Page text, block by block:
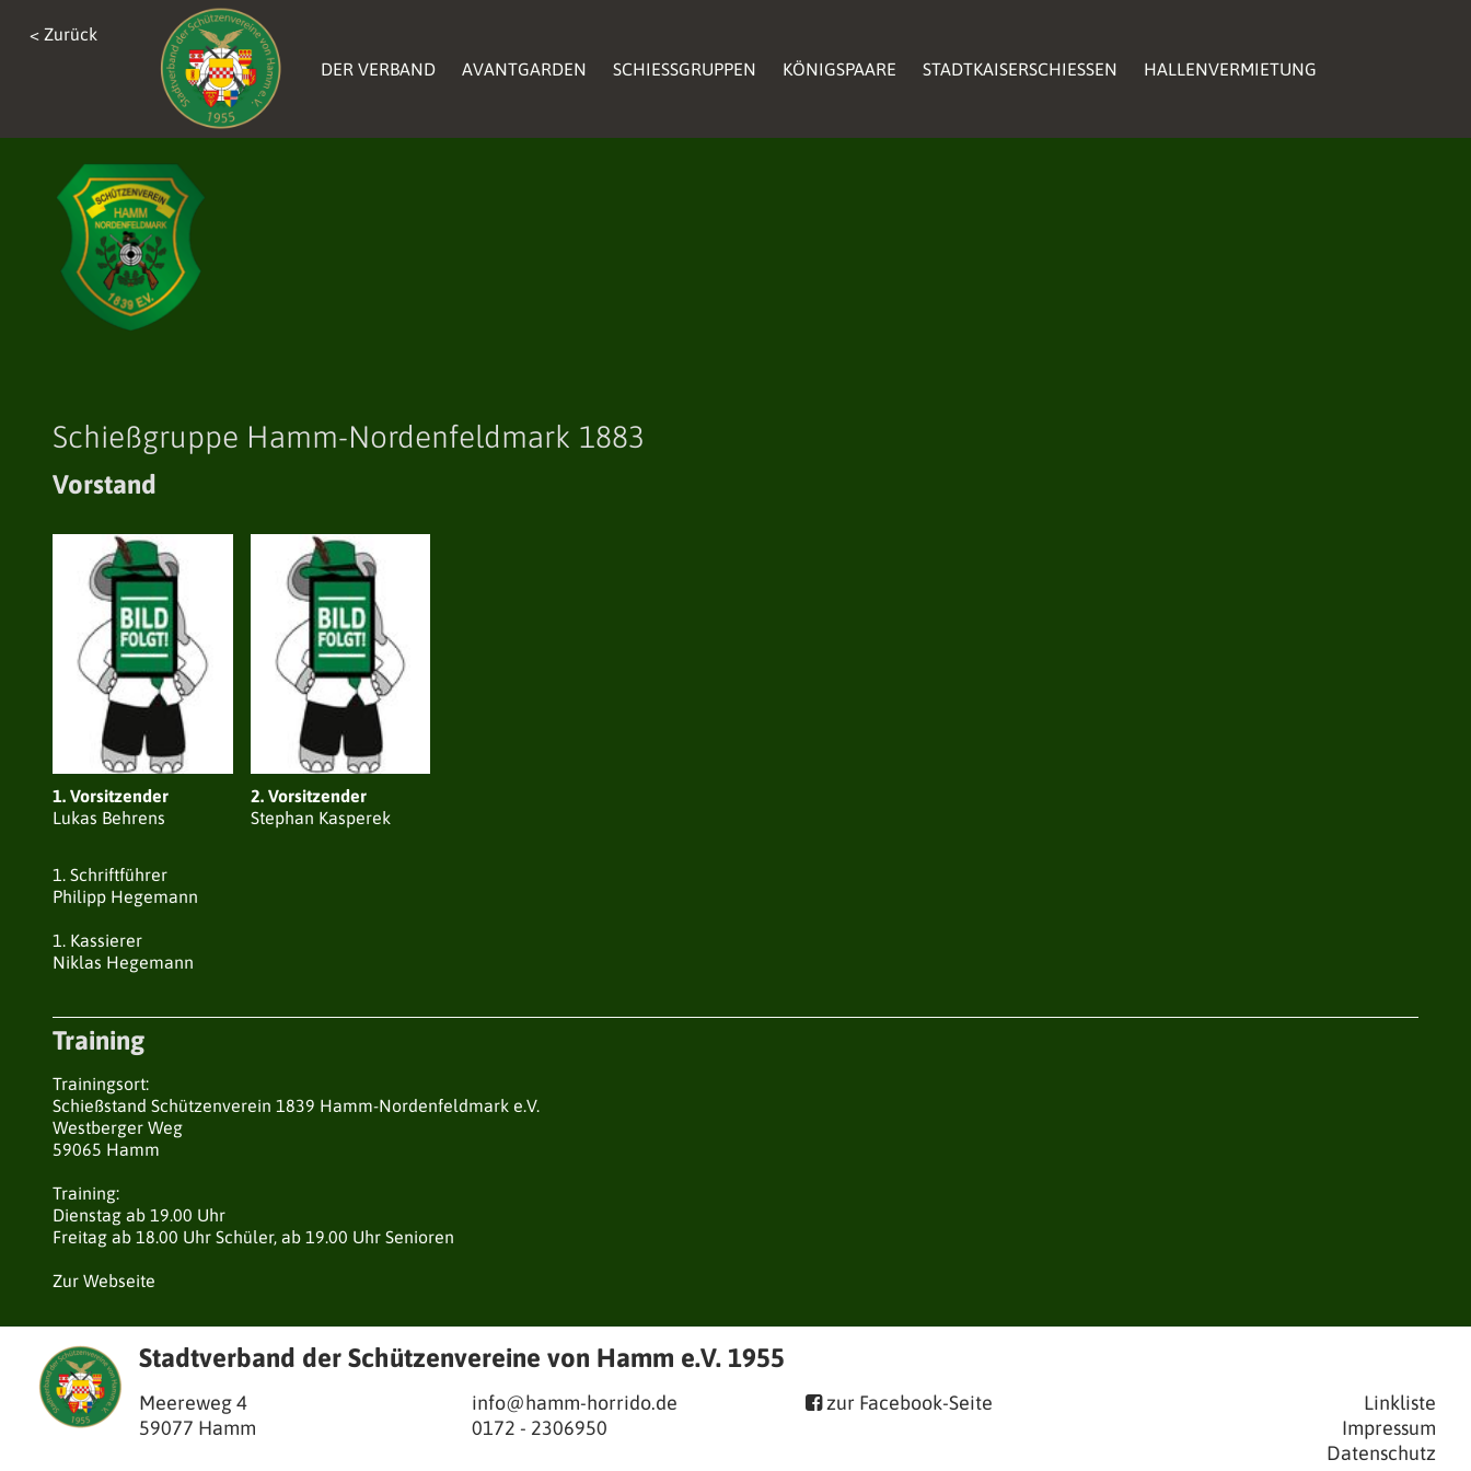
DER VERBAND AVANTGARDEN SCHIESSGRUPPEN KÖNIGSPAARE STADTKAISERSCHIESSEN HALLENVERMIETUNG
< Zurück
Schießgruppe Hamm-Nordenfeldmark 1883
Vorstand
1. Vorsitzender
Lukas Behrens
2. Vorsitzender
Stephan Kasperek
1. Schriftführer
Philipp Hegemann
1. Kassierer
Niklas Hegemann
Training
Trainingsort:
Schießstand Schützenverein 1839 Hamm-Nordenfeldmark e.V.
Westberger Weg
59065 Hamm
Training:
Dienstag ab 19.00 Uhr
Freitag ab 18.00 Uhr Schüler, ab 19.00 Uhr Senioren
Zur Webseite
Stadtverband der Schützenvereine von Hamm e.V. 1955
Meereweg 4
59077 Hamm
info@hamm-horrido.de
0172 - 2306950
zur Facebook-Seite
Linkliste
Impressum
Datenschutz